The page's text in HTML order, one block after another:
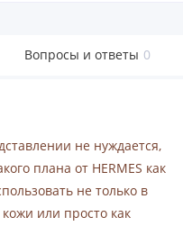
Вопросы и ответы 0
не нуждается,
плана от HERMES как
не только в
или просто как